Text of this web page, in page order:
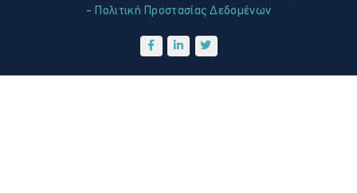
-Πολιτική Προστασίας Δεδομένων